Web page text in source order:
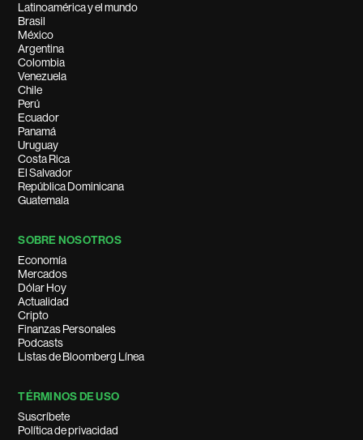
Latinoamérica y el mundo
Brasil
México
Argentina
Colombia
Venezuela
Chile
Perú
Ecuador
Panamá
Uruguay
Costa Rica
El Salvador
República Dominicana
Guatemala
SOBRE NOSOTROS
Economía
Mercados
Dólar Hoy
Actualidad
Cripto
Finanzas Personales
Podcasts
Listas de Bloomberg Línea
TÉRMINOS DE USO
Suscríbete
Política de privacidad